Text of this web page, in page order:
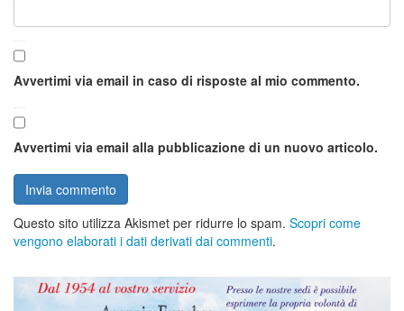
Avvertimi via email in caso di risposte al mio commento.
Avvertimi via email alla pubblicazione di un nuovo articolo.
Questo sito utilizza Akismet per ridurre lo spam. Scopri come
vengono elaborati i dati derivati dai commenti.